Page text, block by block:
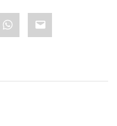
WhatsApp
Email